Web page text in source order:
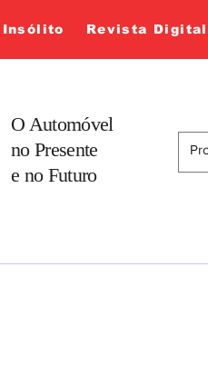
Insólito Revista Digital
O Automóvel
no Presente
e no Futuro